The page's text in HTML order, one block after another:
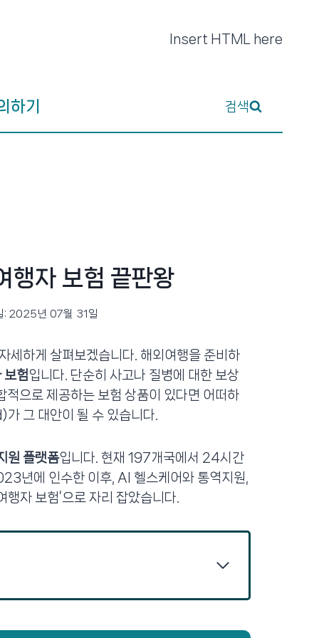
Insert HTML here
하기 검색
행자 보험 끝판왕
: 2025년 07월 31일
세하게 살펴보겠습니다. 해외여행을 준비하
보험입니다. 단순히 사고나 질병에 대한 보상
적으로 제공하는 보험 상품이 있다면 어떠하
그 대안이 될 수 있습니다.
원 플랫폼입니다. 현재 197개국에서 24시간
년에 인수한 이후, AI 헬스케어와 통역지원,
자 보험’으로 자리 잡았습니다.